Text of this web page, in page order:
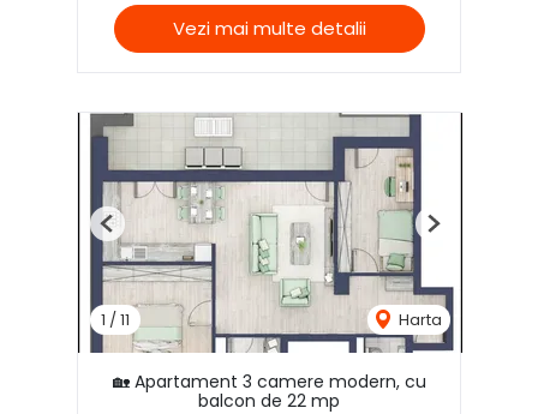
Vezi mai multe detalii
1 /11 Harta
Previous Next
🏡 Apartament 3 camere modern, cu
balcon de 22 mp